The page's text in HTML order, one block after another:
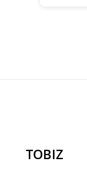
TOBIZ